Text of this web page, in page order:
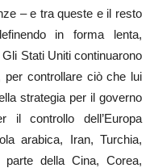
– e tra queste e il resto
in forma lenta,
Gli Stati Uniti continuarono
controllare ciò che lui
strategia per il governo
controllo dell’Europa
arabica, Iran, Turchia,
della Cina, Corea,